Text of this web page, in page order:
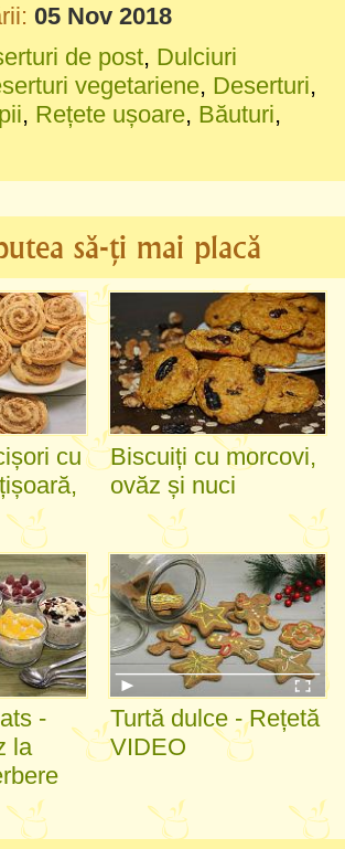
05 Nov 2018
de post, Dulciuri
vegetariene, Deserturi,
, Rețete ușoare, Băuturi,
să-ți mai placă
cu
Biscuiți cu morcovi,
ovăz și nuci
-
la
Turtă dulce - Rețetă
VIDEO